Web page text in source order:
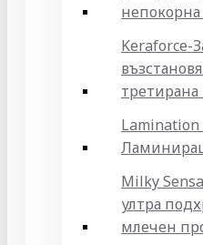
непокорна
Keraforce-
третирана
Lamination
Milky
ултра
млечен